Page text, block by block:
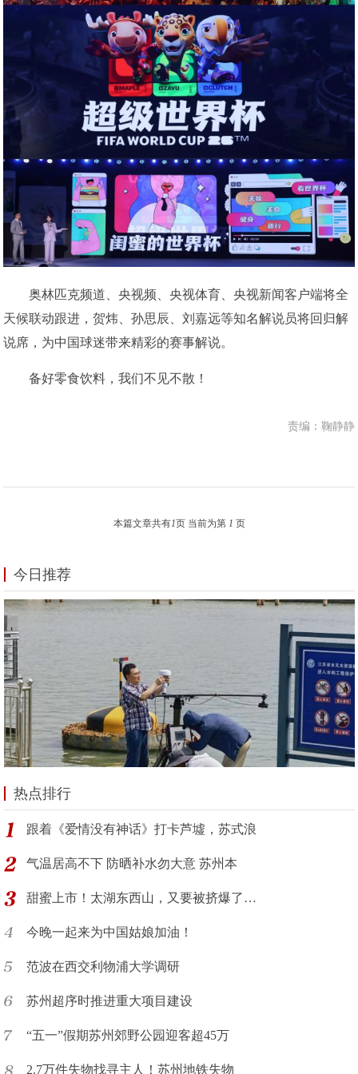
奥林匹克频道、央视频、央视体育、央视新闻客户端将全
天候联动跟进，贺炜、孙思辰、刘嘉远等知名解说员将回归解
说席，为中国球迷带来精彩的赛事解说。
备好零食饮料，我们不见不散！
责编：鞠静静
本篇文章共有1页 当前为第 1 页
今日推荐
热点排行
跟着《爱情没有神话》打卡芦墟，苏式浪
气温居高不下 防晒补水勿大意 苏州本
甜蜜上市！太湖东西山，又要被挤爆了…
今晚一起来为中国姑娘加油！
范波在西交利物浦大学调研
苏州超序时推进重大项目建设
“五一”假期苏州郊野公园迎客超45万
2.7万件失物找寻主人！苏州地铁失物